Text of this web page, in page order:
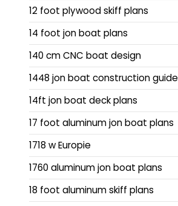
12 foot plywood skiff plans
14 foot jon boat plans
140 cm CNC boat design
1448 jon boat construction guide
14ft jon boat deck plans
17 foot aluminum jon boat plans
1718 w Europie
1760 aluminum jon boat plans
18 foot aluminum skiff plans